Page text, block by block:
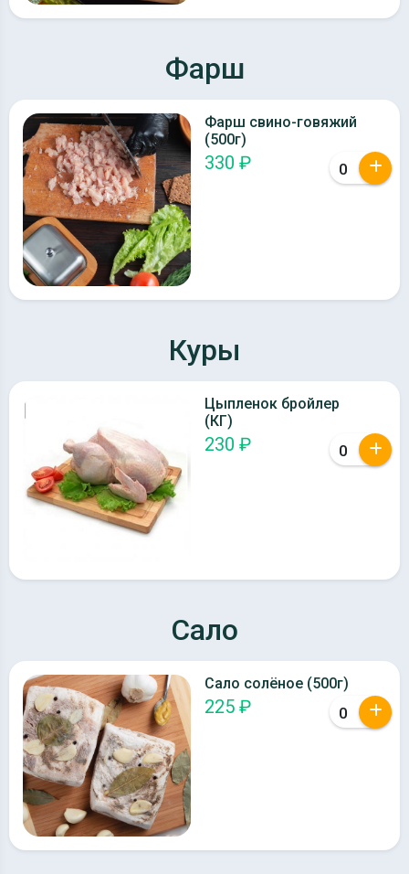
Фарш
Фарш свино-говяжий
(500г)
330 ₽
Куры
Цыпленок бройлер
(КГ)
230 ₽
Сало
Сало солёное (500г)
225 ₽